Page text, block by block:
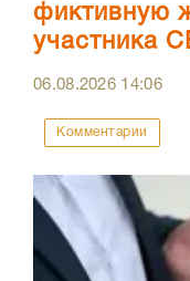
фиктивную
участника
06.08.2026 14:06
Комментарии